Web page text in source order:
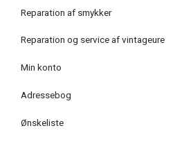
Reparation af smykker
Reparation og service af vintageure
Min konto
Adressebog
Ønskeliste